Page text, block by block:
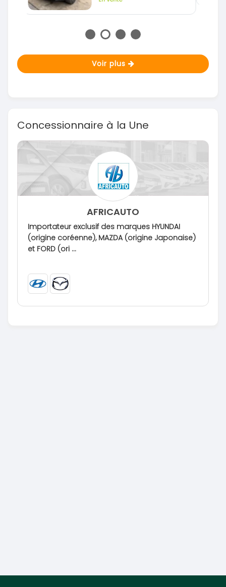
Voir plus
Concessionnaire à la Une
AFRICAUTO
Importateur exclusif des marques HYUNDAI
(origine coréenne), MAZDA (origine Japonaise)
et FORD (ori ...